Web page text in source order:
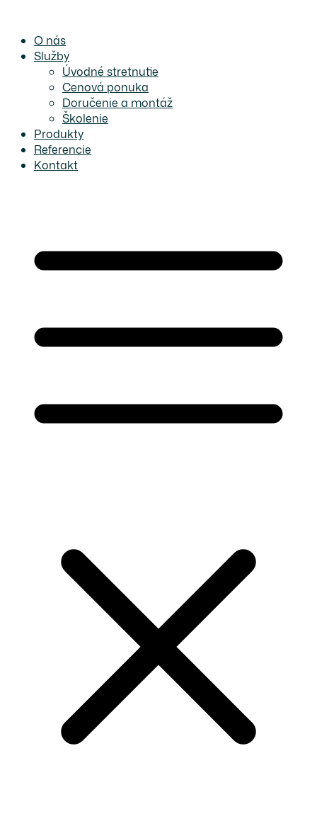
obsahO nás
Služby
Úvodné stretnutie
Cenová ponuka
Doručenie a montáž
Školenie
Produkty
Referencie
Kontakt